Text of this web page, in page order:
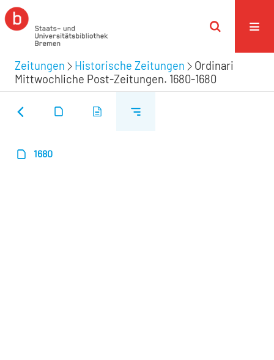
Zeitungen Historische Zeitungen
Ordinari
Mittwochliche Post-Zeitungen. 1680-1680
1680